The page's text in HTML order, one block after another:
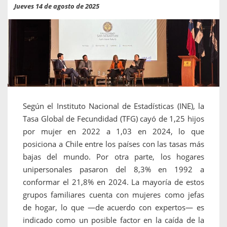
Jueves 14 de agosto de 2025
Según el Instituto Nacional de Estadísticas (INE), la
Tasa Global de Fecundidad (TFG) cayó de 1,25 hijos
por mujer en 2022 a 1,03 en 2024, lo que
posiciona a Chile entre los países con las tasas más
bajas del mundo. Por otra parte, los hogares
unipersonales pasaron del 8,3% en 1992 a
conformar el 21,8% en 2024. La mayoría de estos
grupos familiares cuenta con mujeres como jefas
de hogar, lo que —de acuerdo con expertos— es
indicado como un posible factor en la caída de la